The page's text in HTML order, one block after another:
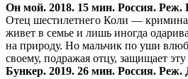
Он мой. 2018. 15 мин. Россия. Реж.
Отец шестилетнего Коли —
живет в семье и лишь иногда
на природу. Но мальчик по уши
своему, подражая отцу, защищает
Бункер. 2019. 26 мин. Россия.